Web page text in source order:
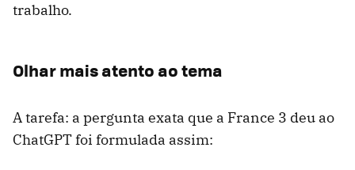
trabalho.
Olhar mais atento ao tema
A tarefa: a pergunta exata que a France 3 deu ao
ChatGPT foi formulada assim: